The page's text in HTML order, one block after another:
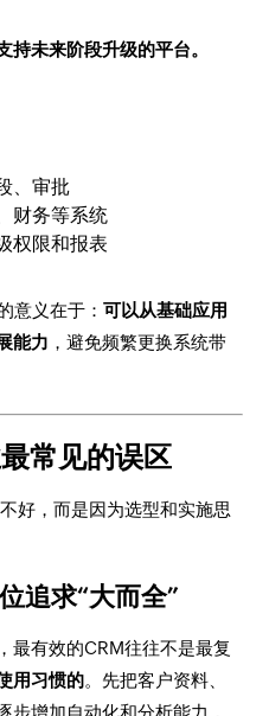
持未来阶段升级的平台。
、审批
财务等系统
权限和报表
意义在于：可以从基础应用
能力 ，避免频繁更换系统带
常见的误区
好，而是因为选型和实施思
追求“大而全”
最有效的CRM往往不是最复
用习惯的。先把客户资料、
步增加自动化和分析能力，